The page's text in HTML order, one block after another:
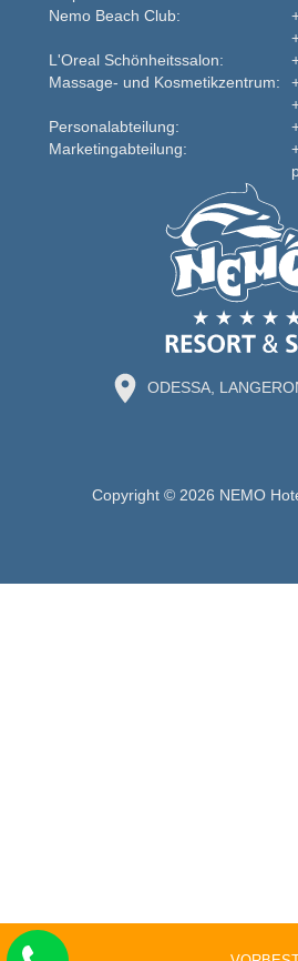
Nemo Beаch Club:
L'Oreal Schönheitssalon:
Massage- und Kosmetikzentrum:
Personalabteilung:
Marketingabteilung:
ODESSA,
Copyright © 2026 NEMO